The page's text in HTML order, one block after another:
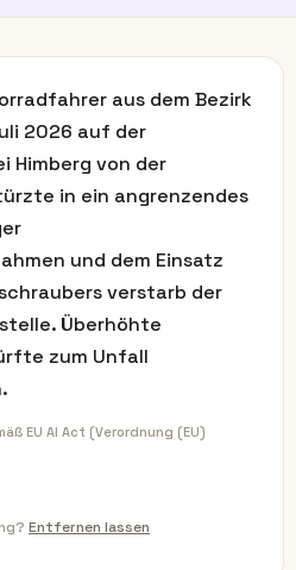
aus dem Bezirk
2026 auf der
Himberg von der
in ein angrenzendes
und dem Einsatz
verstarb der
Überhöhte
zum Unfall
EU AI Act (Verordnung (EU)
Entfernen lassen